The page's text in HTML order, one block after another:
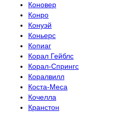
Коновер
Конро
Конуэй
Коньерс
Копиаг
Корал Гейблс
Корал-Спрингс
Коралвилл
Коста-Меса
Кочелла
Кранстон